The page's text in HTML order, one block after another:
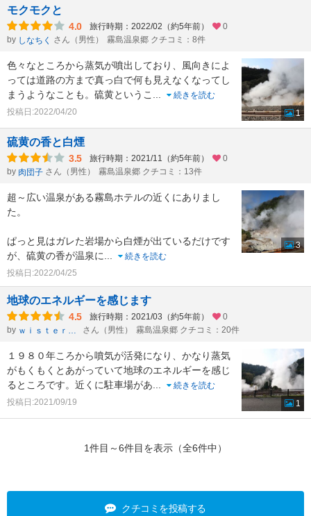
モクモクと
4.0 旅行時期：2022/02（約5年前）
0
by しなちく さん（男性） 霧島温泉郷 クチコミ：8件
色々なところから蒸気が噴出しており、風向きによ
っては道路の方まで真っ白で何も見えなくなってし
まうようなことも。硫黄というこ ...
続きを読む
投稿日:2022/04/20
1
硫黄の香と白煙
3.5 旅行時期：2021/11（約5年前）
0
by 肉団子 さん（男性） 霧島温泉郷 クチコミ：13件
超～広い温泉がある霧島ホテルの近くにありまし
た。
ぱっと見はガレた岩場から白煙が出ているだけです
が、硫黄の香が温泉に...
続きを読む
投稿日:2022/04/25
3
地球のエネルギーを感じます
4.5 旅行時期：2021/03（約5年前）
0
by
ｗｉｓｔｅｒｉａ さん（男性） 霧島温泉郷 クチコミ：20件
１９８０年ころから噴気が活発になり、かなり蒸気
がもくもくとあがっていて地球のエネルギーを感じ
るところです。近くに駐車場があ...
続きを読む
投稿日:2021/09/19
1
1件目～6件目を表示（全6件中）
クチコミを投稿する